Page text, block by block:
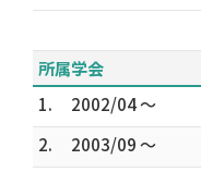
所属学会
1.
2002/04 ～
2.
2003/09 ～